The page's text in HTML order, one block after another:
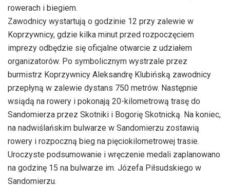
rowerach i biegiem.
Zawodnicy wystartują o godzinie 12 przy zalewie w
Koprzywnicy, gdzie kilka minut przed rozpoczęciem
imprezy odbędzie się oficjalne otwarcie z udziałem
organizatorów. Po symbolicznym wystrzale przez
burmistrz Koprzywnicy Aleksandrę Klubińską zawodnicy
przepłyną w zalewie dystans 750 metrów. Następnie
wsiądą na rowery i pokonają 20-kilometrową trasę do
Sandomierza przez Skotniki i Bogorię Skotnicką. Na koniec,
na nadwiślańskim bulwarze w Sandomierzu zostawią
rowery i rozpoczną bieg na pięciokilometrowej trasie.
Uroczyste podsumowanie i wręczenie medali zaplanowano
na godzinę 15 na bulwarze im. Józefa Piłsudskiego w
Sandomierzu.